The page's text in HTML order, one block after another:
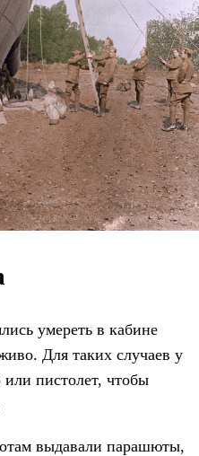
умереть в кабине
Для таких случаев у
пистолет, чтобы
выдавали парашюты,